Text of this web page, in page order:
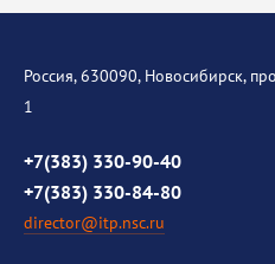
История института
Контакты
Противодействие коррупции
Россия, 630090, Новосибирск,
1
+7(383) 330-90-40
+7(383) 330-84-80
director@itp.nsc.ru